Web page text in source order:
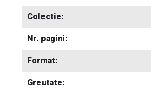
Colectie:
Nr. pagini:
Format:
Greutate: